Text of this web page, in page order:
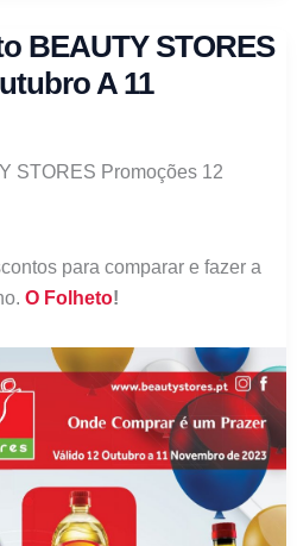
BEAUTY STORES
A 11
STORES Promoções 12
para comparar e fazer a
O Folheto!